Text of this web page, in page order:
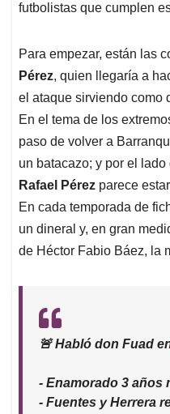
futbolistas que cumplen
Para empezar, están las
Pérez, quien llegaría a
el ataque sirviendo como
En el tema de los
paso de volver a
un batacazo; y por el
Rafael Pérez parece
En cada temporada de
un dineral y, en gran
de Héctor Fabio Báez, la
🚨 Habló don Fuad
- Enamorado 3 años
- Fuentes y Herrera